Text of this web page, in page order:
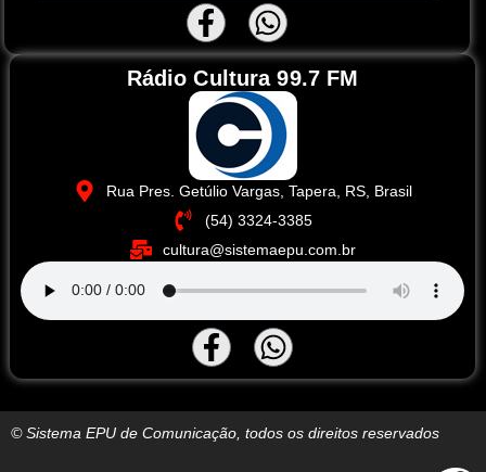
Rádio Cultura 99.7 FM
Rua Pres. Getúlio Vargas, Tapera, RS, Brasil
(54) 3324-3385
cultura@sistemaepu.com.br
© Sistema EPU de Comunicação, todos os direitos reservados